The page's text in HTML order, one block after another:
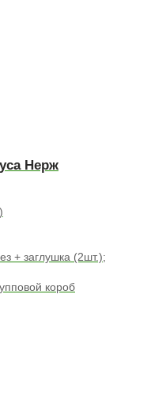
Нерж
+ заглушка (2шт.);
короб